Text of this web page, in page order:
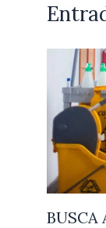
BUSCA